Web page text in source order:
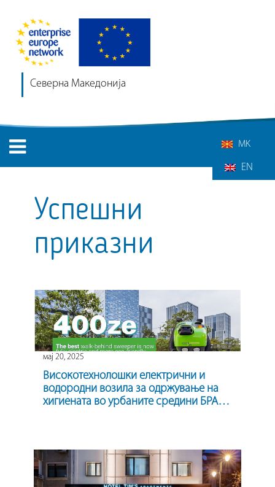
Северна Македонија
MK
EN
Успешни
приказни
мај 20, 2025
Високотехнолошки електрични и
водородни возила за одржување на
хигиената во урбаните средини БРАКО